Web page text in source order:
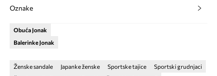
Oznake
Obuća Jonak
Balerinke Jonak
Ženske sandale Japanke ženske Sportske tajice
Sportski grudnjaci